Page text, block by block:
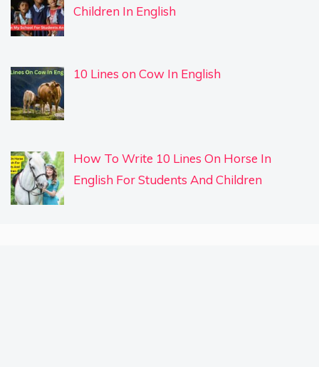
Children In English
10 Lines on Cow In English
How To Write 10 Lines On Horse In
English For Students And Children